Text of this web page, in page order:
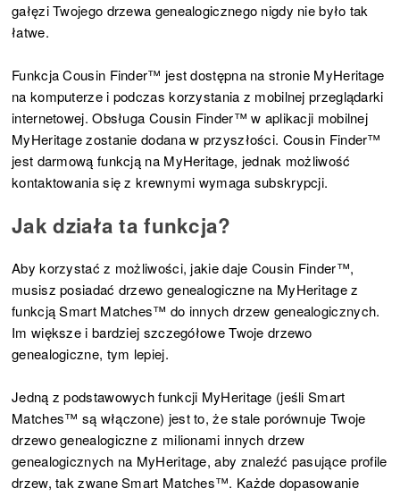
gałęzi Twojego drzewa genealogicznego nigdy nie było tak
łatwe.
Funkcja Cousin Finder™ jest dostępna na stronie MyHeritage
na komputerze i podczas korzystania z mobilnej przeglądarki
internetowej. Obsługa Cousin Finder™ w aplikacji mobilnej
MyHeritage zostanie dodana w przyszłości. Cousin Finder™
jest darmową funkcją na MyHeritage, jednak możliwość
kontaktowania się z krewnymi wymaga subskrypcji.
Jak działa ta funkcja?
Aby korzystać z możliwości, jakie daje Cousin Finder™,
musisz posiadać drzewo genealogiczne na MyHeritage z
funkcją Smart Matches™ do innych drzew genealogicznych.
Im większe i bardziej szczegółowe Twoje drzewo
genealogiczne, tym lepiej.
Jedną z podstawowych funkcji MyHeritage (jeśli Smart
Matches™ są włączone) jest to, że stale porównuje Twoje
drzewo genealogiczne z milionami innych drzew
genealogicznych na MyHeritage, aby znaleźć pasujące profile
drzew, tak zwane Smart Matches™. Każde dopasowanie